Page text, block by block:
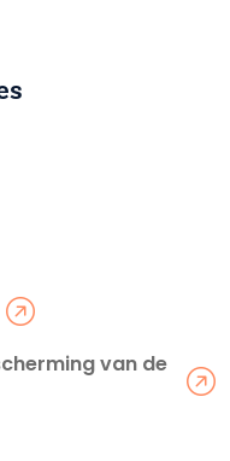
van de